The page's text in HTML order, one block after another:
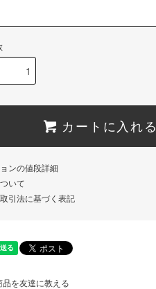
カートに入れる
ンの値段詳細
いて
引法に基づく表記
品を友達に教える